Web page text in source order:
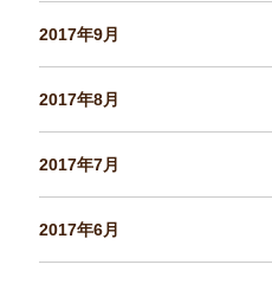
2017年9月
2017年8月
2017年7月
2017年6月